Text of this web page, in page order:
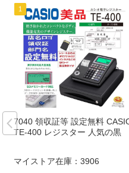
7040 領収証等 設定無料
TE-400 レジスター 人気の黒
マイストア在庫： 3906